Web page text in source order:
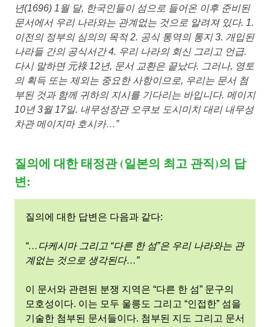
년(1696) 1월 달, 한국인들이 섬으로 들어온 이후 준비된
문서에서 우리 나라와는 관계없는 것으로 알려져 있다. 1.
이전의 정부의 심의의 목적 2. 공식 통역의 통지 3. 개입된
나라들 간의 공식서간 4. 우리 나라의 회신 그리고 언급.
다시 말하면 元祿 12년, 문서 교환은 끝났다. 그러나, 영토
의 획득 또는 제외는 중요한 사항이므로, 우리는 문서 첨
부된 것과 함께 귀하의 지시를 기다리는 바입니다. 메이지
10년 3월 17일. 내무성장관 오쿠보 도시미치 대리 내무성
차관 메이지마 호시카…”
질의에 대한 태정관 (일본의 최고 관직)의 답
변:
질의에 대한 답변은 다음과 같다:
“…다케시마 그리고 “다른 한 섬”은 우리 나라와는 관
계없는 것으로 생각된다…”
이 문서와 관련된 분쟁 지역은 “다른 한 섬” 문구의
모호성이다. 이는 모두 울릉도 그리고 “인접한” 섬을
기술한 첨부된 문서들이다. 첨부된 지도 그리고 문서